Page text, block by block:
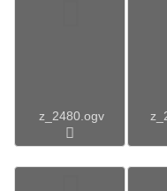
z_2480.ogv